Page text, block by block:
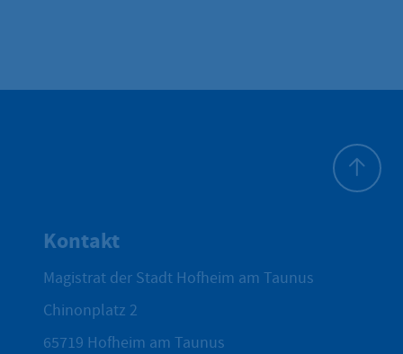
Kontakt
Magistrat der Stadt Hofheim am Taunus
Chinonplatz 2
65719 Hofheim am Taunus